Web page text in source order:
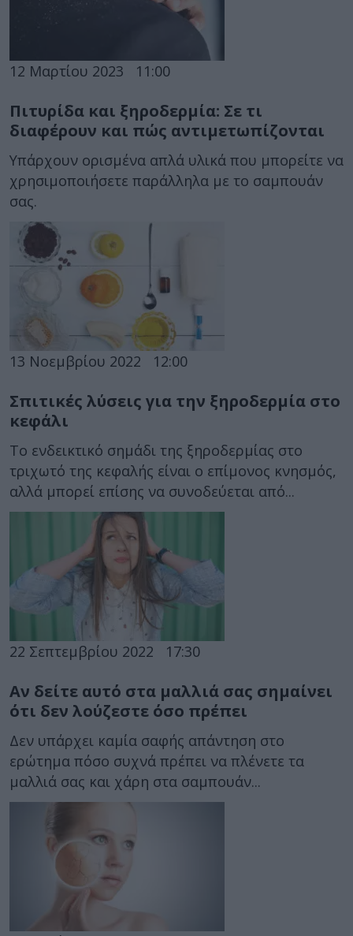
12 Μαρτίου 2023 11:00
Πιτυρίδα και ξηροδερμία: Σε τι
διαφέρουν και πώς αντιμετωπίζονται
Υπάρχουν ορισμένα απλά υλικά που μπορείτε να
χρησιμοποιήσετε παράλληλα με το σαμπουάν
σας.
13 Νοεμβρίου 2022 12:00
Σπιτικές λύσεις για την ξηροδερμία στο
κεφάλι
Το ενδεικτικό σημάδι της ξηροδερμίας στο
τριχωτό της κεφαλής είναι ο επίμονος κνησμός,
αλλά μπορεί επίσης να συνοδεύεται από...
22 Σεπτεμβρίου 2022 17:30
Αν δείτε αυτό στα μαλλιά σας σημαίνει
ότι δεν λούζεστε όσο πρέπει
Δεν υπάρχει καμία σαφής απάντηση στο
ερώτημα πόσο συχνά πρέπει να πλένετε τα
μαλλιά σας και χάρη στα σαμπουάν...